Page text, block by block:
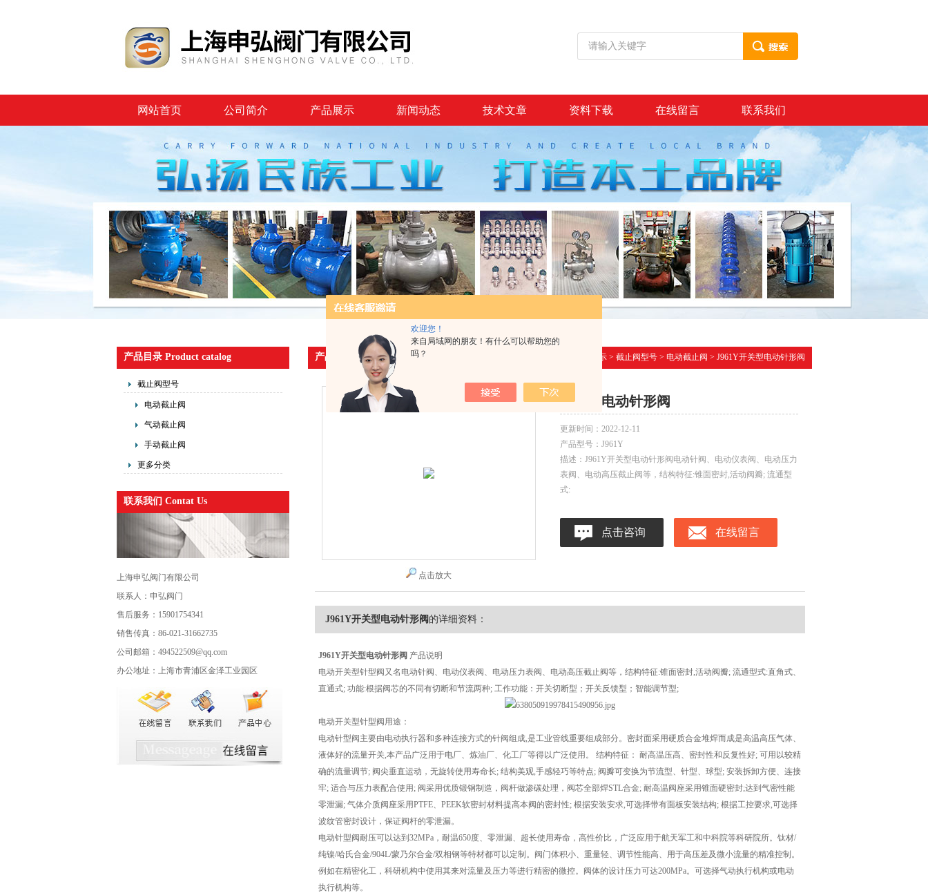
欢迎您！
来自局域网的朋友！有什么可以帮助您的
吗？
网站首页 公司简介 产品展示 新闻动态 技术文章 资料下载 在线留言 联系我们
产品目录 Product catalog
截止阀型号
电动截止阀
气动截止阀
手动截止阀
更多分类
联系我们 Contat Us
上海申弘阀门有限公司
联系人：申弘阀门
售后服务：15901754341
销售传真：86-021-31662735
公司邮箱：494522509@qq.com
办公地址：上海市青浦区金泽工业园区
产品展示 产品展示> 截止阀型号> 电动截止阀 > J961Y开关型电动针形阀
点击放大
开关型电动针形阀
更新时间： 2022-12-11
产品型号： J961Y
描述：J961Y开关型电动针形阀电动针阀、电动仪表阀、电动压力
表阀、电动高压截止阀等，结构特征:锥面密封,活动阀瓣; 流通型
式:
点击咨询 在线留言
J961Y开关型电动针形阀 的详细资料：
J961Y开关型电动针形阀 产品说明
电动开关型针型阀又名电动针阀、电动仪表阀、电动压力表阀、电动高压截止阀等，结构特征:锥面密封,活动阀瓣; 流通型式:直角式、
直通式; 功能:根据阀芯的不同有切断和节流两种; 工作功能：开关切断型；开关反馈型；智能调节型;
电动开关型针型阀用途：
电动针型阀主要由电动执行器和多种连接方式的针阀组成,是工业管线重要组成部分。密封面采用硬质合金堆焊而成是高温高压气体、
液体好的流量开关,本产品广泛用于电厂、炼油厂、化工厂等得以广泛使用。 结构特征： 耐高温压高、密封性和反复性好; 可用以较精
确的流量调节; 阀尖垂直运动，无旋转使用寿命长; 结构美观,手感轻巧等特点; 阀瓣可变换为节流型、针型、球型; 安装拆卸方便、连接
牢; 适合与压力表配合使用; 阀采用优质锻钢制造，阀杆做渗碳处理，阀芯全部焊STL合金; 耐高温阀座采用锥面硬密封;达到气密性能
零泄漏; 气体介质阀座采用PTFE、PEEK软密封材料提高本阀的密封性; 根据安装安求,可选择带有面板安装结构; 根据工控要求,可选择
波纹管密封设计，保证阀杆的零泄漏。
电动针型阀耐压可以达到32MPa，耐温650度、零泄漏、超长使用寿命，高性价比，广泛应用于航天军工和中科院等科研院所。钛材/
纯镍/哈氏合金/904L/蒙乃尔合金/双相钢等特材都可以定制。阀门体积小、重量轻、调节性能高、用于高压差及微小流量的精准控制。
例如在精密化工，科研机构中使用其来对流量及压力等进行精密的微控。阀体的设计压力可达200MPa。可选择气动执行机构或电动
执行机构等。